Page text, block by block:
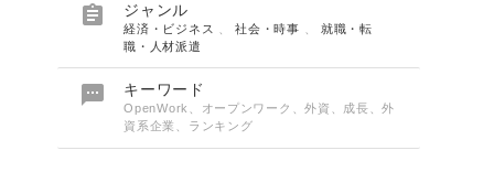
 ジャンル
経済・ビジネス 、社会・時事
就職・転
職・人材派遣
 キーワード
OpenWork、オープンワーク、外資、成長、外
資系企業、ランキング